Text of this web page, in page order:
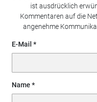
ist ausdrücklich
Kommentaren auf die
angenehme
E-Mail
Name